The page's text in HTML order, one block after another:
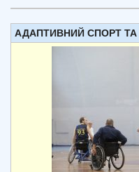
АДАПТИВНИЙ СПОРТ ТА